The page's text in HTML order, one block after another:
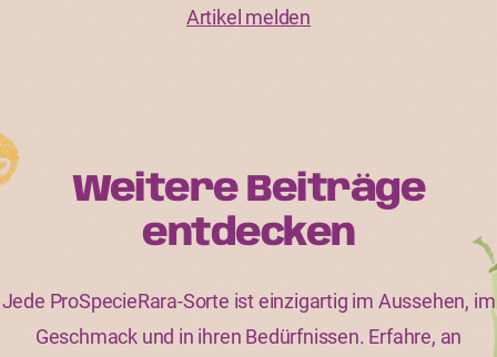
Artikel melden
Weitere Beiträge
entdecken
Jede ProSpecieRara-Sorte ist einzigartig im Aussehen, im
Geschmack und in ihren Bedürfnissen. Erfahre, an